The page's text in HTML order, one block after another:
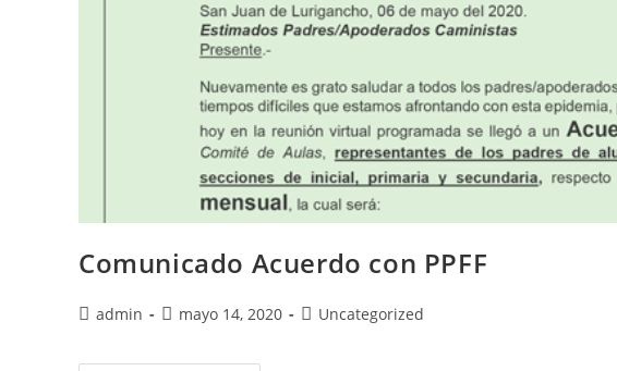
Comunicado Acuerdo con PPFF
admin mayo 14, 2020 Uncategorized